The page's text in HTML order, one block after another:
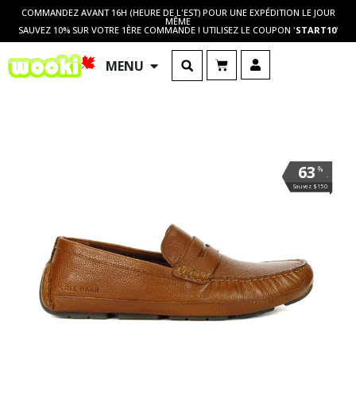
COMMANDEZ AVANT 16H (HEURE DE L'EST) POUR UNE EXPÉDITION LE JOUR
MÊME
SAUVEZ 10% SUR VOTRE 1ÈRE COMMANDE ! UTILISEZ LE COUPON 'START10'
MENU
%
.
63
Sauvez $150